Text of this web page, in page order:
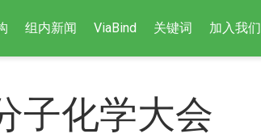
组内新闻 ViaBind 关键词 加入我们
子化学大会